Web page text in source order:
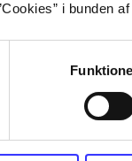
i bunden